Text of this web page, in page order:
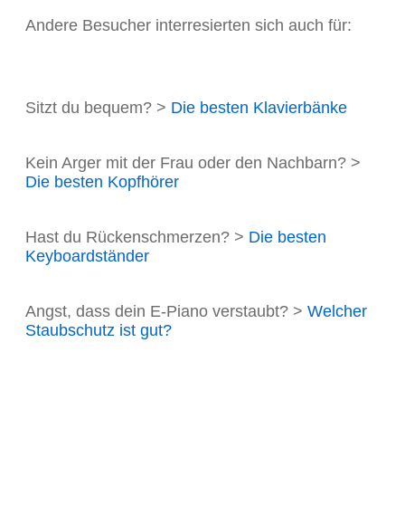
Andere Besucher interresierten sich auch für:
Sitzt du bequem? > Die besten Klavierbänke
Kein Arger mit der Frau oder den Nachbarn? >
Die besten Kopfhörer
Hast du Rückenschmerzen? > Die besten
Keyboardständer
Angst, dass dein E-Piano verstaubt? > Welcher
Staubschutz ist gut?